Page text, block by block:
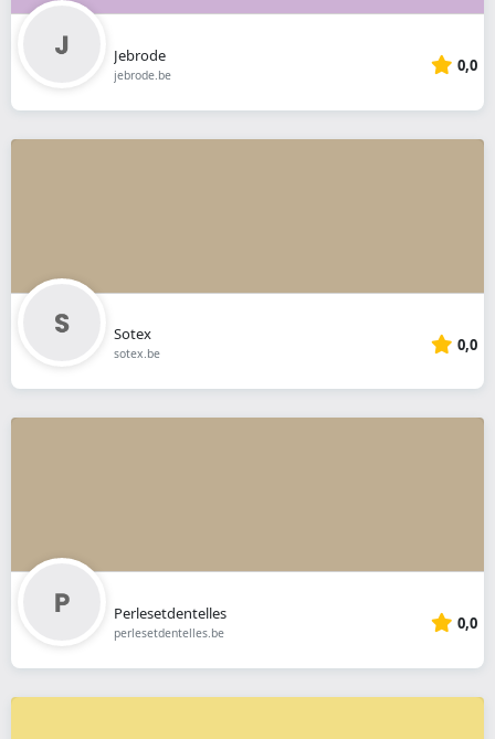
Jebrode
jebrode.be 0,0
Sotex
sotex.be 0,0
Perlesetdentelles
perlesetdentelles.be 0,0